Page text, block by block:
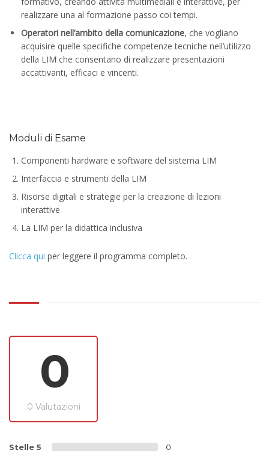
realizzare una al formazione passo coi tempi.
Operatori nell’ambito della comunicazione, che vogliano
acquisire quelle specifiche competenze tecniche nell’utilizzo
della LIM che consentano di realizzare presentazioni
accattivanti, efficaci e vincenti.
Moduli di Esame
Componenti hardware e software del sistema LIM
Interfaccia e strumenti della LIM
Risorse digitali e strategie per la creazione di lezioni
interattive
La LIM per la didattica inclusiva
Clicca qui per leggere il programma completo.
0
0 Valutazioni
Stelle 5 0